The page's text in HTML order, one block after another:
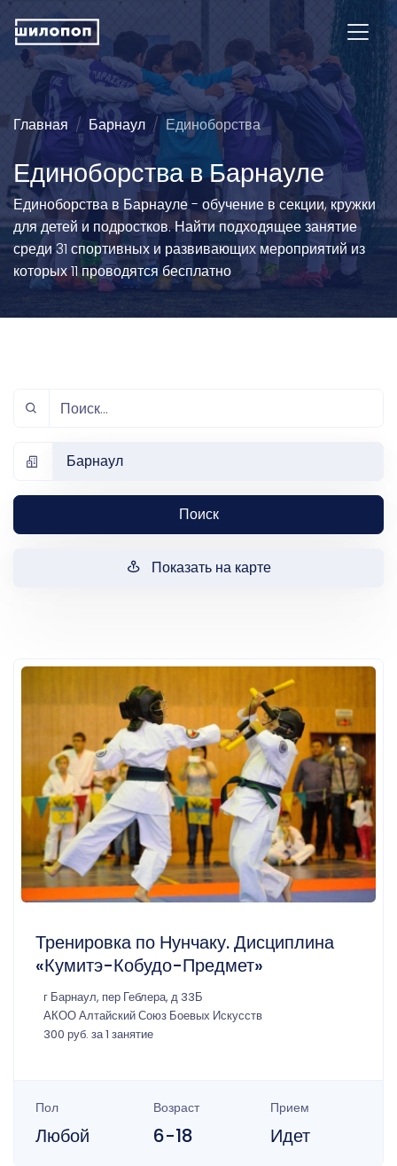
Главная Барнаул Единоборства
Единоборства в Барнауле
Единоборства в Барнауле - обучение в секции, кружки
для детей и подростков. Найти подходящее занятие
среди 31 спортивных и развивающих мероприятий из
которых 11 проводятся бесплатно
Барнаул
Поиск
Показать на карте
Тренировка по Нунчаку. Дисциплина
«Кумитэ-Кобудо-Предмет»
г Барнаул, пер Геблера, д 33Б
АКОО Алтайский Союз Боевых Искусств
300 руб. за 1 занятие
Пол
Любой
Возраст
6-18
Прием
Идет